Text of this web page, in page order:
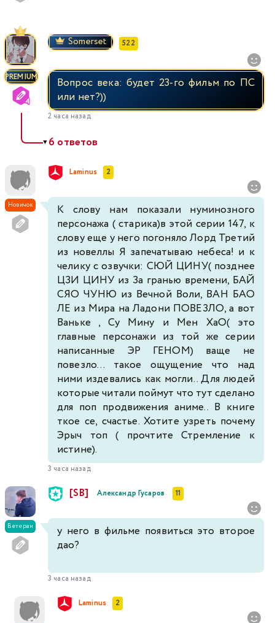
PREMIUM
Somerset 522
Вопрос века: будет 23-го фильм по ПС
или нет?))
2 часа назад
▼6 ответов
Новичок
Laminus 2
К слову нам показали нуминозного
персонажа ( старика)в этой серии 147, к
слову еще у него погоняло Лорд Третий
из новеллы Я запечатываю небеса! и к
челику с озвучки: СЮЙ ЦИНУ( позднее
ЦЗИ ЦИНУ из За гранью времени, БАЙ
СЯО ЧУНЮ из Вечной Воли, ВАН БАО
ЛЕ из Мира на Ладони ПОВЕЗЛО, а вот
Ваньке , Су Мину и Мен ХаО( это
главные персонажи из той же серии
написанные ЭР ГЕНОМ) ваще не
повезло... такое ощущение что над
ними издевались как могли.. Для людей
которые читали поймут что тут сделано
для поп продвижения аниме.. В книге
ткое се, счастье. Хотите узреть почему
Эрыч топ ( прочтите Стремление к
истине).
3 часа назад
Ветеран
[SB] Александр Гусаров 11
у него в фильме появиться это второе
дао?
3 часа назад
Laminus 2